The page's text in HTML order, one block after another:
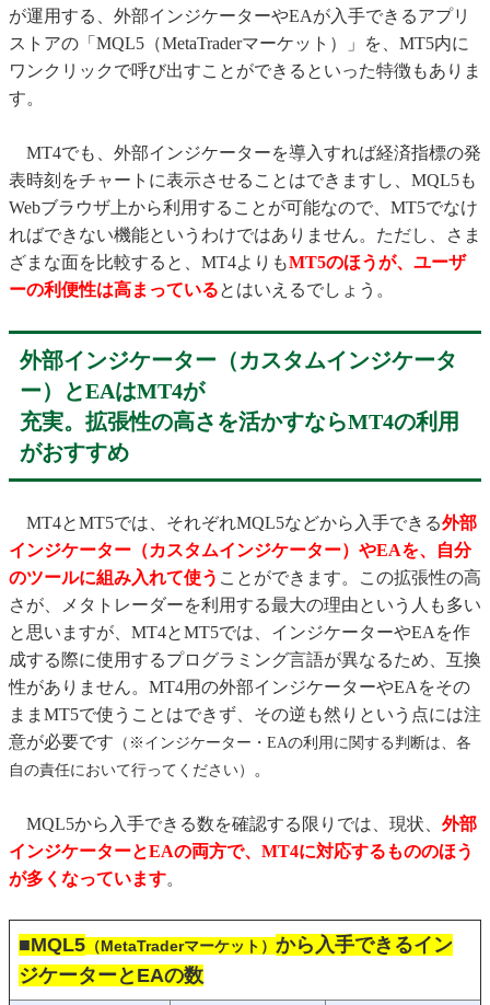
が運用する、外部インジケーターやEAが入手できるアプリ
ストアの「MQL5（MetaTraderマーケット）」を、MT5内に
ワンクリックで呼び出すことができるといった特徴もありま
す。
MT4でも、外部インジケーターを導入すれば経済指標の発
表時刻をチャートに表示させることはできますし、MQL5も
Webブラウザ上から利用することが可能なので、MT5でなけ
ればできない機能というわけではありません。ただし、さま
ざまな面を比較すると、MT4よりもMT5のほうが、ユーザ
ーの利便性は高まっているとはいえるでしょう。
外部インジケーター（カスタムインジケータ
ー）とEAはMT4が
充実。拡張性の高さを活かすならMT4の利用
がおすすめ
MT4とMT5では、それぞれMQL5などから入手できる外部
インジケーター（カスタムインジケーター）やEAを、自分
のツールに組み入れて使う ことができます。この拡張性の高
さが、メタトレーダーを利用する最大の理由という人も多い
と思いますが、MT4とMT5では、インジケーターやEAを作
成する際に使用するプログラミング言語が異なるため、互換
性がありません。MT4用の外部インジケーターやEAをその
ままMT5で使うことはできず、その逆も然りという点には注
意が必要です （※インジケーター・EAの利用に関する判断は、各
自の責任において行ってください）
。
MQL5から入手できる数を確認する限りでは、現状、 外部
インジケーターとEAの両方で、MT4に対応するもののほう
が多くなっています。
■MQL5 （MetaTraderマーケット） から入手できるイン
ジケーターとEAの数